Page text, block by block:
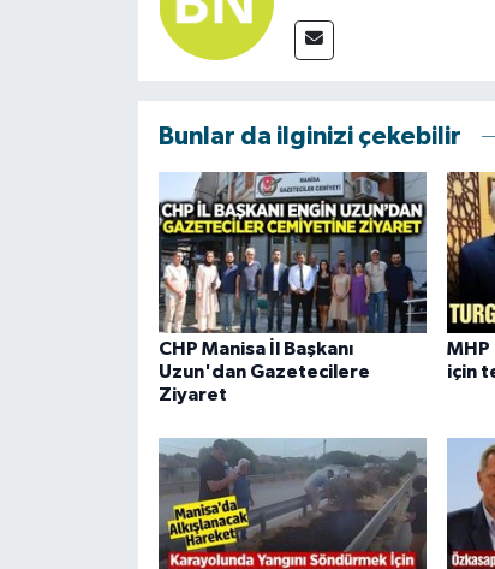
Bunlar da ilginizi çekebilir
CHP Manisa İl Başkanı
Uzun'dan Gazetecilere
Ziyaret
MHP
için